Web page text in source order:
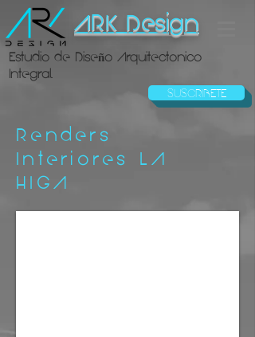
ARK Design
Estudio de Diseño Arquitectonico
Integral
SUSCRIBETE
Renders
Interiores LA
HIGA